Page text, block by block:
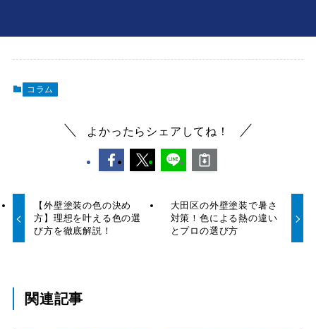
コラム
よかったらシェアしてね！
【外壁塗装の色の決め
方】理想を叶える色の選
び方を徹底解説！
大田区の外壁塗装で暑さ
対策！色による熱の違い
とプロの選び方
関連記事